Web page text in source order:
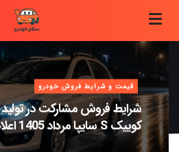
قیمت و شرایط فروش خودرو
شرایط فروش مشارکت در تولید
کوییک S سایپا مرداد 1405 اعلام شد